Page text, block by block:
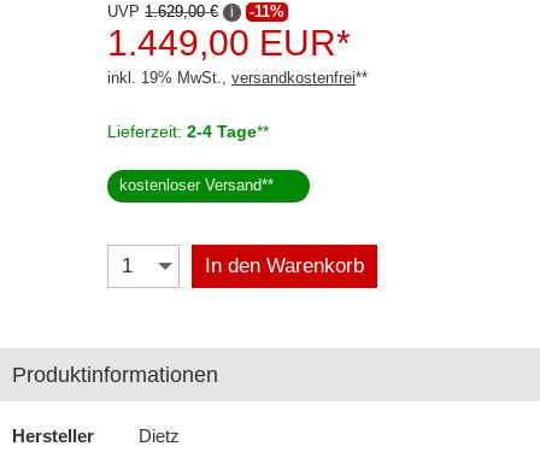
Rockford Fosgate
Wave
UVP 1.629,00 € i -11%
1.449,00 EUR*
inkl. 19% MwSt., versandkostenfrei**
Lieferzeit: 2-4 Tage**
kostenloser Versand**
In den Warenkorb
Produktinformationen
Hersteller
Dietz